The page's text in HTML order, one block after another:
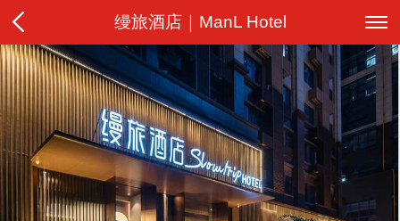
缦旅酒店｜ManL Hotel